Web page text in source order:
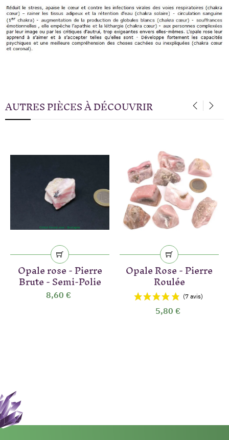
AUTRES PIÈCES À DÉCOUVRIR
Opale rose - Pierre
Brute - Semi-Polie
8,60 €
Opale Rose - Pierre
Roulée
5,80 €